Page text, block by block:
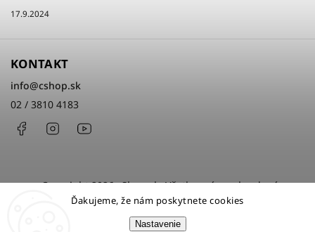
Ďakujeme, že nám poskytnete cookies
Nastavenie
17.9.2024
KONTAKT
info@cshop.sk
02 / 3810 4183
FacebookInstagram
Copyright 2026cShop.sk. Všetky práva vyhradené.
Upraviť nastavenie cookies